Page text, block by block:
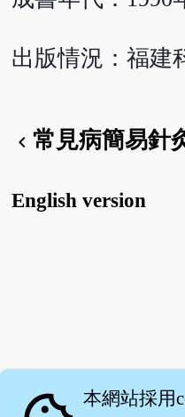
出版情況：福建
chevron_left 常見病簡易針
English version
本網站採用